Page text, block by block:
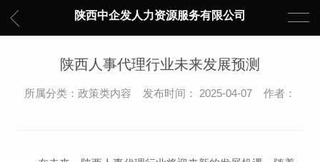
陕西中企发人力资源服务有限公司
陕西人事代理行业未来发展预测
所属分类：政策类内容 发布时间： 2025-04-07 作者：